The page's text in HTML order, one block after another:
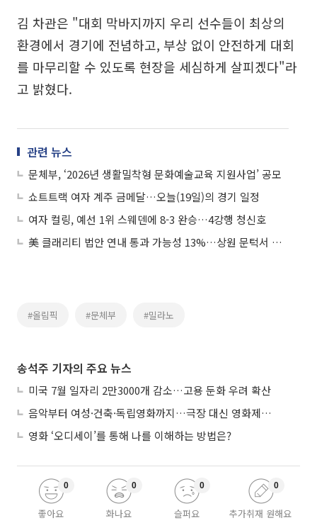
김 차관은 "대회 막바지까지 우리 선수들이 최상의
환경에서 경기에 전념하고, 부상 없이 안전하게 대회
를 마무리할 수 있도록 현장을 세심하게 살피겠다"라
고 밝혔다.
관련 뉴스
문체부, ‘2026년 생활밀착형 문화예술교육 지원사업’ 공모
쇼트트랙 여자 계주 금메달…오늘(19일)의 경기 일정
여자 컬링, 예선 1위 스웨덴에 8-3 완승…4강행 청신호
美 클래리티 법안 연내 통과 가능성 13%…상원 문턱서 제동
#올림픽 #문체부 #밀라노
송석주 기자의 주요 뉴스
미국 7월 일자리 2만3000개 감소…고용 둔화 우려 확산
음악부터 여성·건축·독립영화까지…극장 대신 영화제로 즐기는 스크린 여행
영화 ‘오디세이’를 통해 나를 이해하는 방법은?
좋아요
0
화나요
0
슬퍼요
0
추가취재 원해요
0